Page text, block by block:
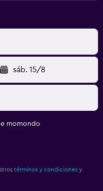
sáb. 15/8
momondo
términos y condiciones y